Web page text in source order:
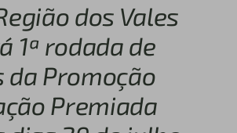
dos Vales
1ª rodada de
da Promoção
Premiada